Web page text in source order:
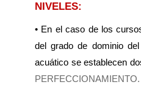
NIVELES:
• En el caso de los
del grado de dominio
acuático se establecen
PERFECCIONAMIENTO.